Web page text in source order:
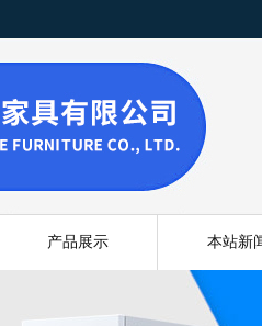
产品展示 本站新